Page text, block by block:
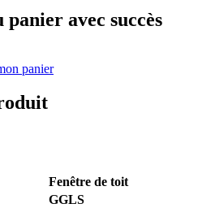
avec succès
panier
Fenêtre de toit
GGLS